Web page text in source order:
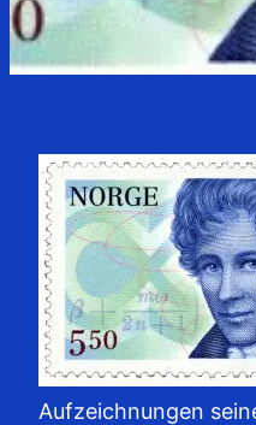
Aufzeichnungen